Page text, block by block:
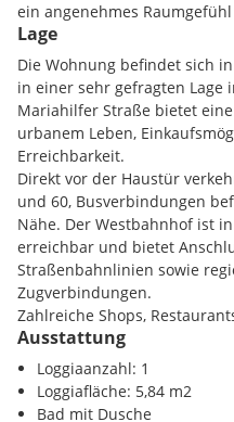
ein angenehmes
Derhandgehobelte
Wohnraum eine warme,
mitdreifach Verglasung und
Außenbeschattungsorgen
hohen Wohnkomfort.
DasBadezimmerist mit
Materialienausgestattet und
moderne Gesamtbild ein.
ganzjährig für ein
Durch die Kombination aus
kompakter Wohnfläche und
sich diese Einheit ideal als
Wohnung oder touristische
stabiler Nachfrage.
Lage
Die Wohnung befindet sich
in einer sehr gefragten Lage
Mariahilfer Straße bietet
urbanem Leben,
Erreichbarkeit.
Direkt vor der Haustür
und 60, Busverbindungen
Nähe. Der Westbahnhof ist
erreichbar und bietet
Straßenbahnlinien sowie
Zugverbindungen.
Zahlreiche Shops,
entlang der Mariahilfer
Wiener Innenstadt sind
Lage für Beherbergung und
Nachfrage.
Ausstattung
Loggiaanzahl: 1
Loggiafläche: 5,84 m2
Bad mit Dusche